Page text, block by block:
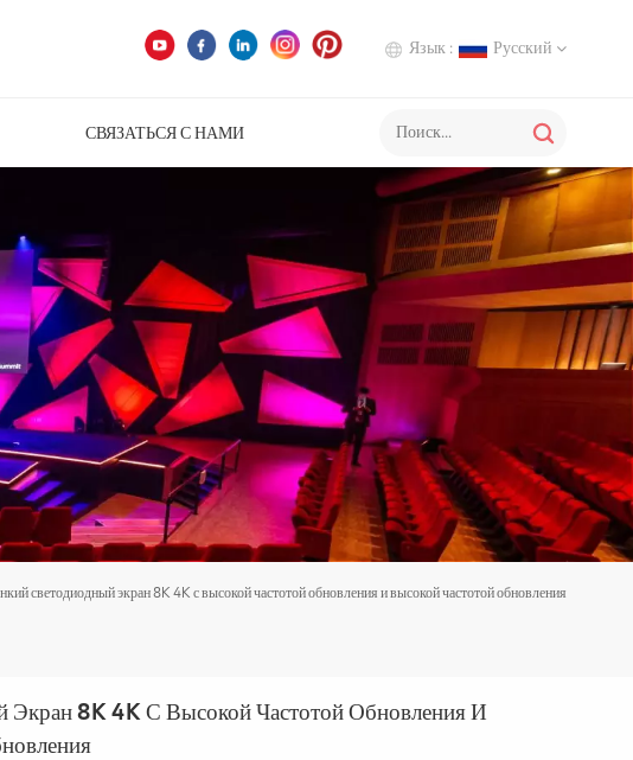
Язык : Русский
Deutsch
Italiano
Русский
Español
СВЯЗАТЬСЯ С НАМИ
светодиодный экран 8K 4K с высокой частотой обновления и высокой частотой обновления
Экран 8K 4K С Высокой Частотой Обновления И